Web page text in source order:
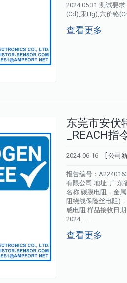
2024.05.31 测试要
(Cd),汞Hg),六价铬
查看更多
东莞市安伏
_REACH指
2024-06-16 [ 公司
报告编号：
有限公司 地址: 广东
名称:碳膜电阻，金
阻绕线保险丝电阻)
感电阻 样品接收日
2024.......
查看更多